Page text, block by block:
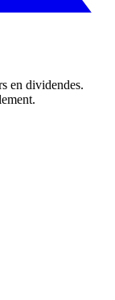
en dividendes.